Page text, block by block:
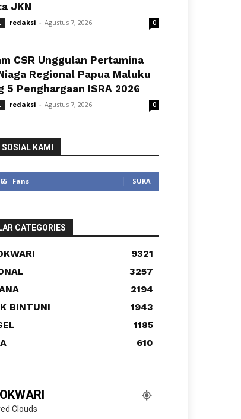
JKN
redaksi - Agustus 7, 2026 0
CSR Unggulan Pertamina
Regional Papua Maluku
5 Penghargaan ISRA 2026
redaksi - Agustus 7, 2026 0
KAMI
Fans SUKA
CATEGORIES
9321
3257
2194
BINTUNI
1943
1185
610
Clouds